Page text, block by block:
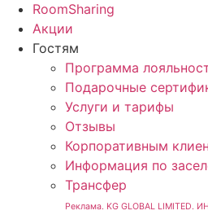
RoomSharing
Акции
Гостям
Программа
Подарочные
Услуги и тарифы
Отзывы
Корпоративным
Информация по
Трансфер
Реклама. KG GLOBAL LIMITED.